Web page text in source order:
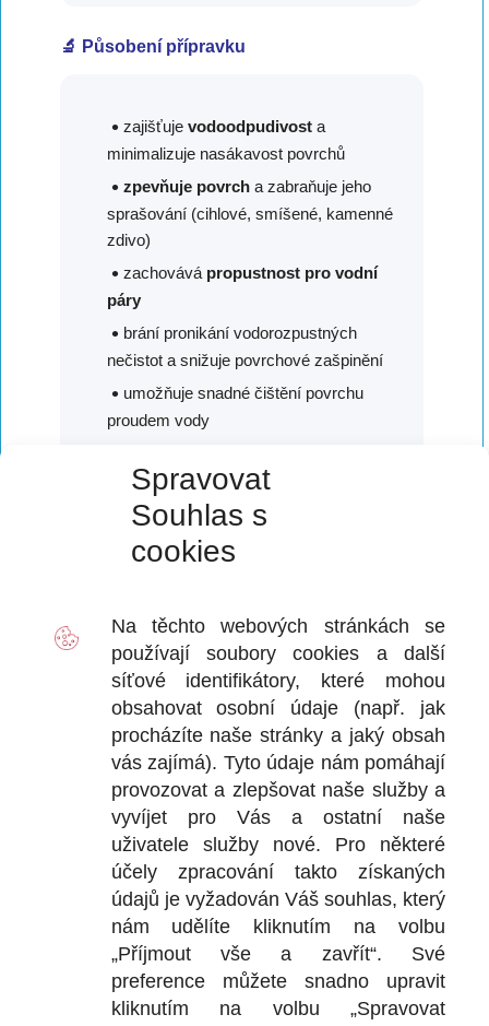
Spravovat
Souhlas s
cookies
Na těchto webových stránkách se
používají souborycookies a další
síťové identifikátory, které mohou
obsahovat osobní údaje (např. jak
procházíte naše stránky a jaký obsah
vás zajímá). Tyto údaje nám pomáhají
provozovat a zlepšovat naše služby a
vyvíjet pro Vás a ostatní naše
uživatele služby nové. Pro některé
účely zpracování takto získaných
údajů je vyžadován Váš souhlas, který
nám udělíte kliknutím na volbu
„Příjmout vše a zavřít“. Své
preference můžete snadno upravit
kliknutím na volbu „Spravovat
🔬 Působení přípravku
zajišťuje vodoodpudivosta
minimalizuje nasákavost povrchů
zpevňuje povrcha zabraňuje jeho
sprašování (cihlové, smíšené, kamenné
zdivo)
zachovává propustnost pro vodní
páry
brání pronikání vodorozpustných
nečistot a snižuje povrchové zašpinění
umožňuje snadné čištění povrchu
proudem vody
zavlhlých povrchů)
snižuje podmínky pro výskyt
mikroorganismů, zejména plísní
dlouhodobá životnost díky vysoké
odolnosti silan-siloxanové složky vůči
UV i povětrnosti
bez rozpouštědel, ekologický, bez
zápachu
jednoduchá aplikace bez nutnosti
ředění
📄 Ostatní informace
Kompletní technické údaje o výrobku
AquaStop SanFix ®najdete v technickém
listě.